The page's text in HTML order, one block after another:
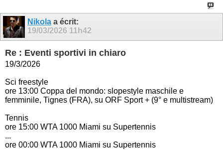
Nikola a écrit:
19/03/2026 11h42
Re : Eventi sportivi in chiaro
19/3/2026
Sci freestyle
ore 13:00 Coppa del mondo: slopestyle maschile e
femminile, Tignes (FRA), su ORF Sport + (9° e multistream)
Tennis
ore 15:00 WTA 1000 Miami su Supertennis
...
ore 00:00 WTA 1000 Miami su Supertennis